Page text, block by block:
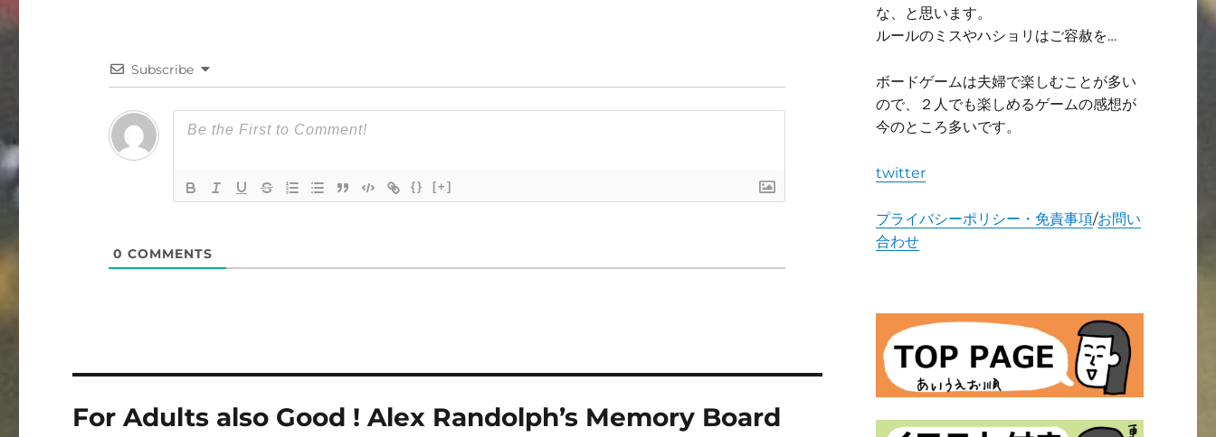
Subscribe
{} [+]
0 COMMENTS
For Adults also Good ! Alex Randolph’s Memory Board
な、と思います。
ルールのミスやハショリはご容赦を…
ボードゲームは夫婦で楽しむことが多い
ので、２人でも楽しめるゲームの感想が
今のところ多いです。
twitter
プライバシーポリシー・免責事項/お問い
合わせ